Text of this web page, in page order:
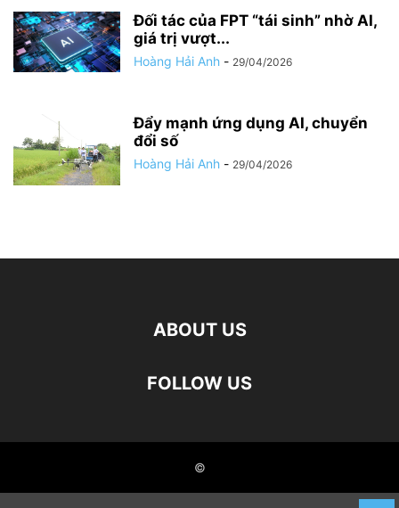
Đối tác của FPT “tái sinh” nhờ AI,
giá trị vượt...
Hoàng Hải Anh - 29/04/2026
Đẩy mạnh ứng dụng AI, chuyển
đổi số
Hoàng Hải Anh - 29/04/2026
ABOUT US
FOLLOW US
©